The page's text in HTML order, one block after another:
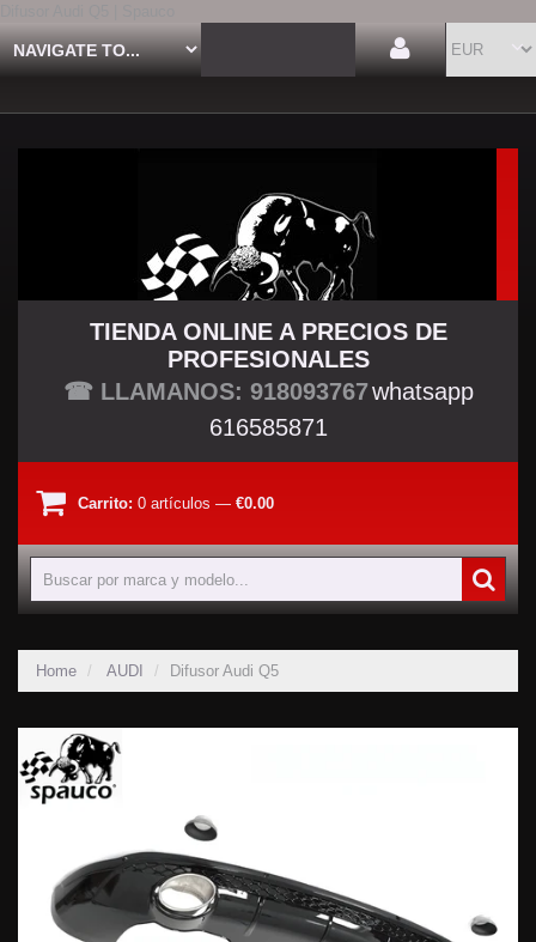
TU TIENDA TUNING
TIENDA ONLINE A PRECIOS DE
PROFESIONALES
☎ LLAMANOS: 918093767whatsapp
616585871
Carrito: 0 artículos — €0.00
Home AUDI Difusor Audi Q5